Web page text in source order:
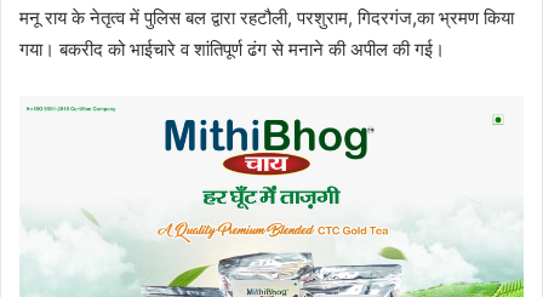
मनू राय के नेतृत्व में पुलिस बल द्वारा रहटौली, परशुराम, गिदरगंज,का भ्रमण किया
गया। बकरीद को भाईचारे व शांतिपूर्ण ढंग से मनाने की अपील की गई।